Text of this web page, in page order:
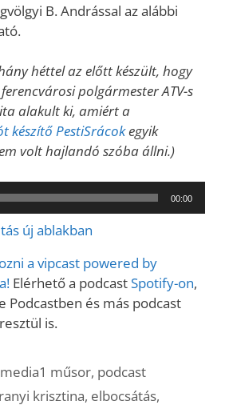
B. Andrással az alábbi
héttel az előtt készült, hogy
polgármester ATV-s
alakult ki, amiért a
készítő PestiSrácokegyik
volt hajlandó szóba állni.)
00:00
új ablakban
a vipcast powered by
Elérhető a podcastSpotify-on,
Podcastben és más podcast
is.
media1 műsor, podcast
krisztina, elbocsátás,